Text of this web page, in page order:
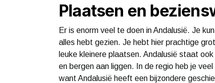
Plaatsen en
Er is enorm veel te doen in Andalusië. Je
alles hebt gezien. Je hebt hier prachtige
leuke kleinere plaatsen. Andalusië staat
en bergen aan liggen. In de regio heb je
want Andalusië heeft een bijzondere